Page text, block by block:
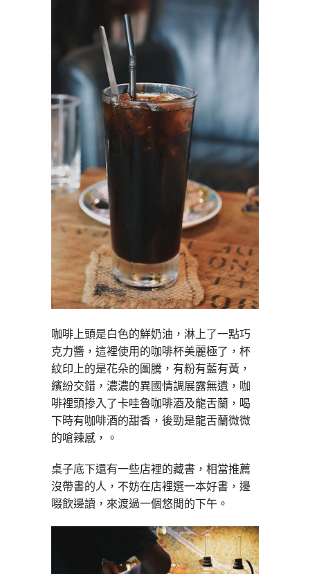
咖啡上頭是白色的鮮奶油，淋上了一點巧
克力醬，這裡使用的咖啡杯美麗極了，杯
紋印上的是花朵的圖騰，有粉有藍有黃，
繽紛交錯，濃濃的異國情調展露無遺，咖
啡裡頭掺入了卡哇魯咖啡酒及龍舌蘭，喝
下時有咖啡酒的甜香，後勁是龍舌蘭微微
的嗆辣感，。
桌子底下還有一些店裡的藏書，相當推薦
沒帶書的人，不妨在店裡選一本好書，邊
啜飲邊讀，來渡過一個悠閒的下午。